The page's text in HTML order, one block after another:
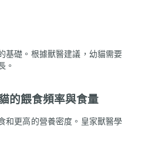
基礎。根據獸醫建議，幼貓需要
。
的餵食頻率與食量
和更高的營養密度。皇家獸醫學